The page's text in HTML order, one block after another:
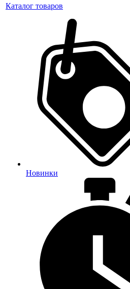
Каталог товаров
Новинки